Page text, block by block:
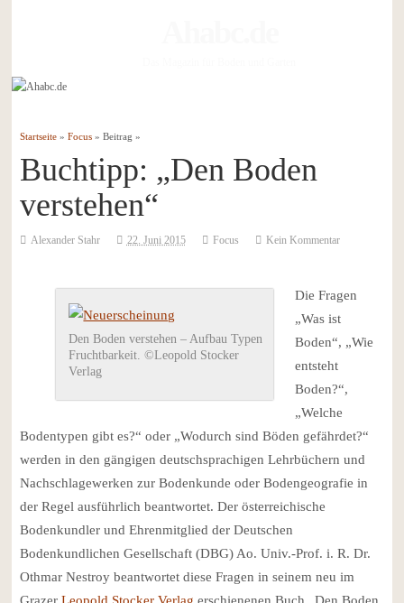
Startseite» Focus» Beitrag »
Buchtipp: „Den Boden
verstehen“
Alexander Stahr 22. Juni 2015 Focus Kein Kommentar
Den Boden verstehen – Aufbau Typen
Fruchtbarkeit. ©Leopold Stocker
Verlag
Die Fragen
„Was ist
Boden“, „Wie
entsteht
Boden?“,
„Welche
Bodentypen gibt es?“ oder „Wodurch sind Böden gefährdet?“
werden in den gängigen deutschsprachigen Lehrbüchern und
Nachschlagewerken zur Bodenkunde oder Bodengeografie in
der Regel ausführlich beantwortet. Der österreichische
Bodenkundler und Ehrenmitglied der Deutschen
Bodenkundlichen Gesellschaft (DBG) Ao. Univ.-Prof. i. R. Dr.
Othmar Nestroy beantwortet diese Fragen in seinem neu im